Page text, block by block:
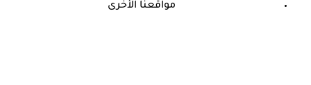
مواقعنا الأخرى